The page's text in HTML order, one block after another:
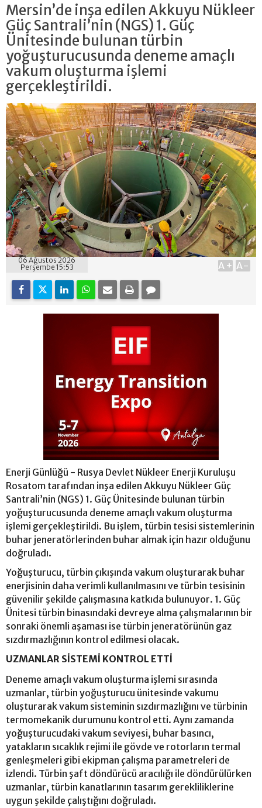
Mersin’de inşa edilen Akkuyu Nükleer
Güç Santrali’nin (NGS) 1. Güç
Ünitesinde bulunan türbin
yoğuşturucusunda deneme amaçlı
vakum oluşturma işlemi
gerçekleştirildi.
06 Ağustos 2026
Perşembe 15:53
A+ A-
Enerji Günlüğü - Rusya Devlet Nükleer Enerji Kuruluşu
Rosatom tarafından inşa edilen Akkuyu Nükleer Güç
Santrali’nin (NGS) 1. Güç Ünitesinde bulunan türbin
yoğuşturucusunda deneme amaçlı vakum oluşturma
işlemi gerçekleştirildi. Bu işlem, türbin tesisi sistemlerinin
buhar jeneratörlerinden buhar almak için hazır olduğunu
doğruladı.
Yoğuşturucu, türbin çıkışında vakum oluşturarak buhar
enerjisinin daha verimli kullanılmasını ve türbin tesisinin
güvenilir şekilde çalışmasına katkıda bulunuyor. 1. Güç
Ünitesi türbin binasındaki devreye alma çalışmalarının bir
sonraki önemli aşaması ise türbin jeneratörünün gaz
sızdırmazlığının kontrol edilmesi olacak.
UZMANLAR SİSTEMİ KONTROL ETTİ
Deneme amaçlı vakum oluşturma işlemi sırasında
uzmanlar, türbin yoğuşturucu ünitesinde vakumu
oluşturarak vakum sisteminin sızdırmazlığını ve türbinin
termomekanik durumunu kontrol etti. Aynı zamanda
yoğuşturucudaki vakum seviyesi, buhar basıncı,
yatakların sıcaklık rejimi ile gövde ve rotorların termal
genleşmeleri gibi ekipman çalışma parametreleri de
izlendi. Türbin şaft döndürücü aracılığı ile döndürülürken
uzmanlar, türbin kanatlarının tasarım gerekliliklerine
uygun şekilde çalıştığını doğruladı.